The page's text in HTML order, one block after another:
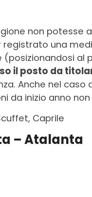
non
registrato una
(posizionandosi
il posto da
Anche nel caso
da inizio anno
Caprile
– Atalanta